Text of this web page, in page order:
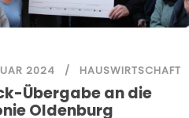
2024 HAUSWIRTSCHAFT
Übergabe an die
Oldenburg